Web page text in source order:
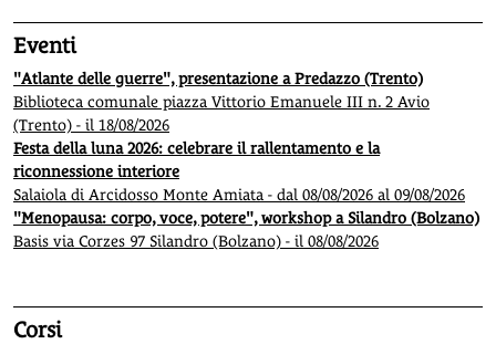
Eventi
"Atlante delle guerre", presentazione a Predazzo (Trento)
Biblioteca comunale piazza Vittorio Emanuele III n. 2 Avio
(Trento) - il 18/08/2026
Festa della luna 2026: celebrare il rallentamento e la
riconnessione interiore
Salaiola di Arcidosso Monte Amiata - dal 08/08/2026 al 09/08/2026
"Menopausa: corpo, voce, potere", workshop a Silandro (Bolzano)
Basis via Corzes 97 Silandro (Bolzano) - il 08/08/2026
Corsi